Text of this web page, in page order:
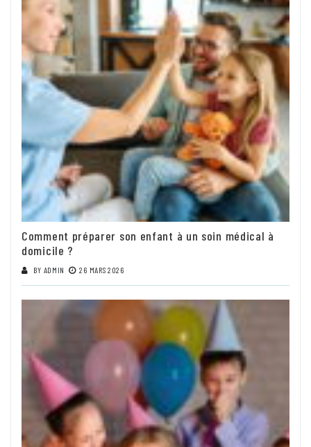
Comment préparer son enfant à un soin médical à
domicile ?
BY ADMIN 26 MARS 2026